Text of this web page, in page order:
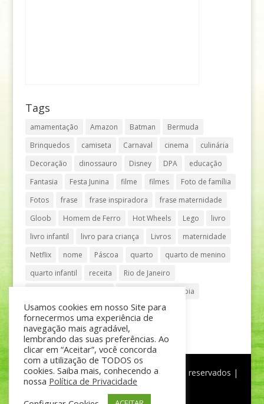
Tags
amamentação Amazon Batman
Bermuda
Brinquedos
camiseta Carnaval cinema
culinária
Decoração
dinossauro Disney DPA
educação
Fantasia
Festa Junina filme filmes
Foto de família
Fotos
frase frase inspiradora
frase maternidade
Gloob
Homem de Ferro Hot Wheels Lego
livro
livro infantil
livro para criança Livros
maternidade
Netflix
nome Páscoa quarto
quarto de menino
quarto infantil
receita
Rio de Janeiro
Shopping Vila Olímpia
São Paulo
teatro tênis
®Mãe de Menino | © Todos os direitos reservados |
Política de Privacidade
Usamos cookies em nosso Site para
fornecermos uma experiência de
navegação mais agradável,
lembrando das suas preferências. Ao
clicar em “Aceitar”, você concorda
com a utilização de TODOS os
cookies. Saiba mais, conhecendo a
nossa Política de Privacidade